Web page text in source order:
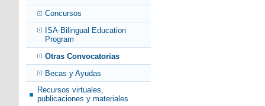
Concursos
ISA-Bilingual Education
Program
Otras Convocatorias
Becas y Ayudas
Recursos virtuales,
publicaciones y materiales